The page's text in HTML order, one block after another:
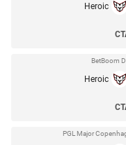
Heroic
BetBoom
Heroic
PGL Major